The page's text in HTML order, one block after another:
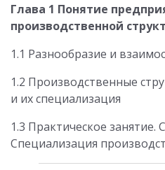
Глава 1 Понятие
производственной
1.1 Разнообразие и
1.2 Производственные
и их специализация
1.3 Практическое занятие.
Специализация